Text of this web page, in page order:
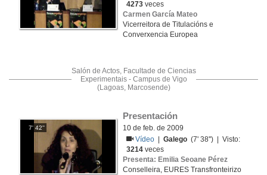
4273 veces
Carmen García Mateo
Vicerreitora de Titulacións e
Converxencia Europea
Salón de Actos, Facultade de Ciencias
Experimentais - Campus de Vigo
(Lagoas, Marcosende)
7' 42''
Presentación
10 de feb. de 2009
Vídeo
|Galego (7' 38'') | Visto:
3214 veces
Presenta: Emilia Seoane Pérez
Conselleira, EURES Transfronteirizo